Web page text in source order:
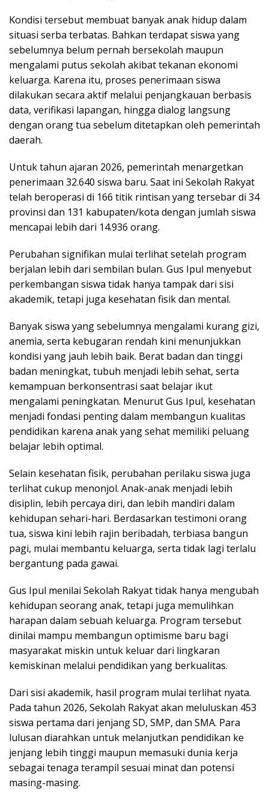
Kondisi tersebut membuat banyak anak hidup dalam
situasi serba terbatas. Bahkan terdapat siswa yang
sebelumnya belum pernah bersekolah maupun
mengalami putus sekolah akibat tekanan ekonomi
keluarga. Karena itu, proses penerimaan siswa
dilakukan secara aktif melalui penjangkauan berbasis
data, verifikasi lapangan, hingga dialog langsung
dengan orang tua sebelum ditetapkan oleh pemerintah
daerah.
Untuk tahun ajaran 2026, pemerintah menargetkan
penerimaan 32.640 siswa baru. Saat ini Sekolah Rakyat
telah beroperasi di 166 titik rintisan yang tersebar di 34
provinsi dan 131 kabupaten/kota dengan jumlah siswa
mencapai lebih dari 14.936 orang.
Perubahan signifikan mulai terlihat setelah program
berjalan lebih dari sembilan bulan. Gus Ipul menyebut
perkembangan siswa tidak hanya tampak dari sisi
akademik, tetapi juga kesehatan fisik dan mental.
Banyak siswa yang sebelumnya mengalami kurang gizi,
anemia, serta kebugaran rendah kini menunjukkan
kondisi yang jauh lebih baik. Berat badan dan tinggi
badan meningkat, tubuh menjadi lebih sehat, serta
kemampuan berkonsentrasi saat belajar ikut
mengalami peningkatan. Menurut Gus Ipul, kesehatan
menjadi fondasi penting dalam membangun kualitas
pendidikan karena anak yang sehat memiliki peluang
belajar lebih optimal.
Selain kesehatan fisik, perubahan perilaku siswa juga
terlihat cukup menonjol. Anak-anak menjadi lebih
disiplin, lebih percaya diri, dan lebih mandiri dalam
kehidupan sehari-hari. Berdasarkan testimoni orang
tua, siswa kini lebih rajin beribadah, terbiasa bangun
pagi, mulai membantu keluarga, serta tidak lagi terlalu
bergantung pada gawai.
Gus Ipul menilai Sekolah Rakyat tidak hanya mengubah
kehidupan seorang anak, tetapi juga memulihkan
harapan dalam sebuah keluarga. Program tersebut
dinilai mampu membangun optimisme baru bagi
masyarakat miskin untuk keluar dari lingkaran
kemiskinan melalui pendidikan yang berkualitas.
Dari sisi akademik, hasil program mulai terlihat nyata.
Pada tahun 2026, Sekolah Rakyat akan meluluskan 453
siswa pertama dari jenjang SD, SMP, dan SMA. Para
lulusan diarahkan untuk melanjutkan pendidikan ke
jenjang lebih tinggi maupun memasuki dunia kerja
sebagai tenaga terampil sesuai minat dan potensi
masing-masing.